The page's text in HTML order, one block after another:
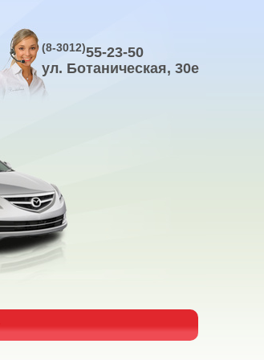
(8-3012)55-23-50
ул. Ботаническая, 30е